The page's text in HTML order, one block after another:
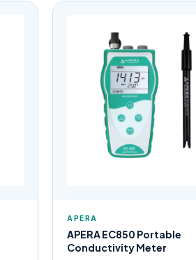
APERA
APERA EC850 Portable
Conductivity Meter